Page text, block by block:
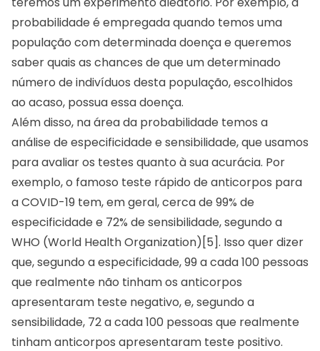
probabilidade é empregada quando temos uma
população com determinada doença e queremos
saber quais as chances de que um determinado
número de indivíduos desta população, escolhidos
ao acaso, possua essa doença.
Além disso, na área da probabilidade temos a
análise de especificidade e sensibilidade, que usamos
para avaliar os testes quanto à sua acurácia. Por
exemplo, o famoso teste rápido de anticorpos para
a COVID-19 tem, em geral, cerca de 99% de
especificidade e 72% de sensibilidade, segundo a
WHO (World Health Organization)[5]. Isso quer dizer
que, segundo a especificidade, 99 a cada 100 pessoas
que realmente não tinham os anticorpos
apresentaram teste negativo, e, segundo a
sensibilidade, 72 a cada 100 pessoas que realmente
tinham anticorpos apresentaram teste positivo.